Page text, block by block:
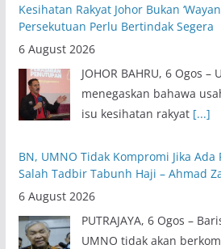
Kesihatan Rakyat Johor Bukan
Persekutuan Perlu Bertindak Segera
6 August 2026
JOHOR BAHRU, 6 Ogos
menegaskan bahawa
isu kesihatan rakyat [...]
BN, UMNO Tidak Kompromi Jika Ada
Salah Tadbir Tabunh Haji – Ahmad
6 August 2026
PUTRAJAYA, 6 Ogos –
UMNO tidak akan